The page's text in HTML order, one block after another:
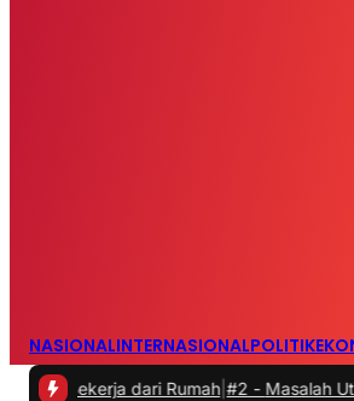
NASIONALINTERNASIONALPOLITIK
dari Rumah|#2 -Masalah Utama